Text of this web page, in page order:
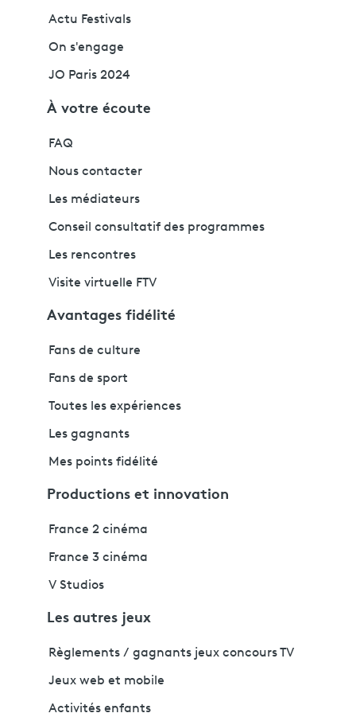
Actu Festivals
On s'engage
JO Paris 2024
À votre écoute
FAQ
Nous contacter
Les médiateurs
Conseil consultatif des programmes
Les rencontres
Visite virtuelle FTV
Avantages fidélité
Fans de culture
Fans de sport
Toutes les expériences
Les gagnants
Mes points fidélité
Productions et innovation
France 2 cinéma
France 3 cinéma
V Studios
Les autres jeux
Règlements / gagnants jeux concours TV
Jeux web et mobile
Activités enfants